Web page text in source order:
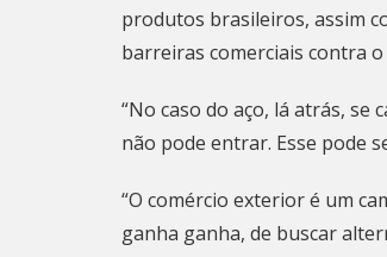
produtos brasileiros, assim
barreiras comerciais contra
“No caso do aço, lá atrás, se
não pode entrar. Esse pode
“O comércio exterior é um
ganha ganha, de buscar